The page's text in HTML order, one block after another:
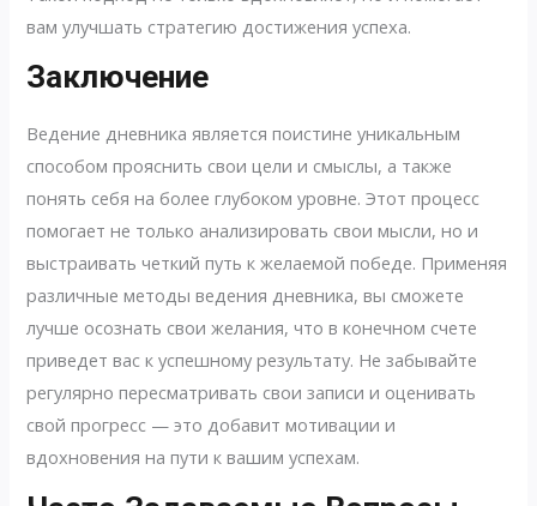
вам улучшать стратегию достижения успеха.
Заключение
Ведение дневника является поистине уникальным
способом прояснить свои цели и смыслы, а также
понять себя на более глубоком уровне. Этот процесс
помогает не только анализировать свои мысли, но и
выстраивать четкий путь к желаемой победе. Применяя
различные методы ведения дневника, вы сможете
лучше осознать свои желания, что в конечном счете
приведет вас к успешному результату. Не забывайте
регулярно пересматривать свои записи и оценивать
свой прогресс — это добавит мотивации и
вдохновения на пути к вашим успехам.